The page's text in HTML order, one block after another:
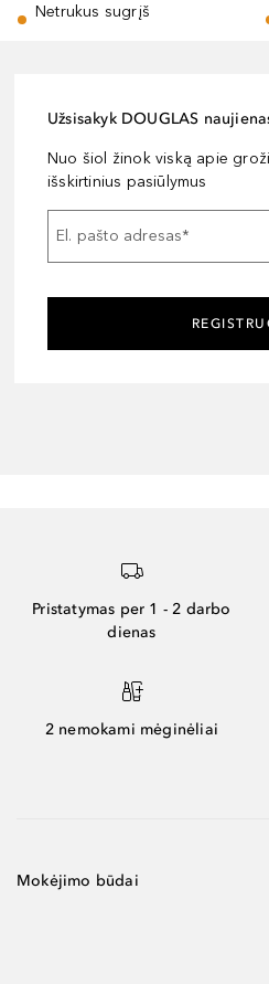
Netrukus sugrįš
Užsisakyk DOUGLAS
Nuo šiol žinok viską apie
išskirtinius pasiūlymus
El. pašto adresas*
Pristatymas per 1 - 2 darbo
dienas
2 nemokami mėginėliai
Mokėjimo būdai